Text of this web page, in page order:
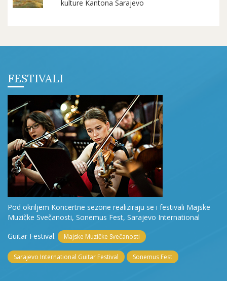
kulture Kantona Sarajevo
FESTIVALI
Pod okriljem Koncertne sezone realiziraju se i festivali Majske
Muzičke Svečanosti, Sonemus Fest, Sarajevo International
Guitar Festival.
Majske Muzičke Svečanosti
Sarajevo International Guitar Festival Sonemus Fest